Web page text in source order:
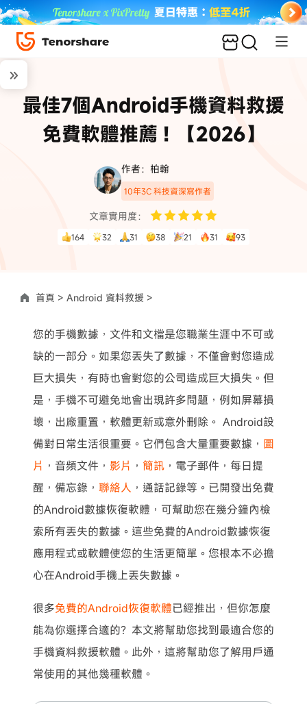
最佳7個Android手機資料救援
免費軟體推薦！【2026】
作者：柏翰
10年3C 科技資深寫作者
文章實用度：
164 32 31 38 21 31 93
首頁 > Android 資料救援 >
您的手機數據，文件和文檔是您職業生涯中不可或
缺的一部分。如果您丟失了數據，不僅會對您造成
巨大損失，有時也會對您的公司造成巨大損失。但
是，手機不可避免地會出現許多問題，例如屏幕損
壞，出廠重置，軟體更新或意外刪除。 Android設
備對日常生活很重要。它們包含大量重要數據， 圖
片 ，音頻文件， 影片 ， 簡訊 ，電子郵件，每日提
醒，備忘錄， 聯絡人 ，通話記錄等。已開發出免費
的Android數據恢復軟體，可幫助您在幾分鐘內檢
索所有丟失的數據。這些免費的Android數據恢復
應用程式或軟體使您的生活更簡單。您根本不必擔
心在Android手機上丟失數據。
很多免費的Android恢復軟體已經推出，但你怎麼
能為你選擇合適的？本文將幫助您找到最適合您的
手機資料救援軟體。此外，這將幫助您了解用戶通
常使用的其他幾種軟體。